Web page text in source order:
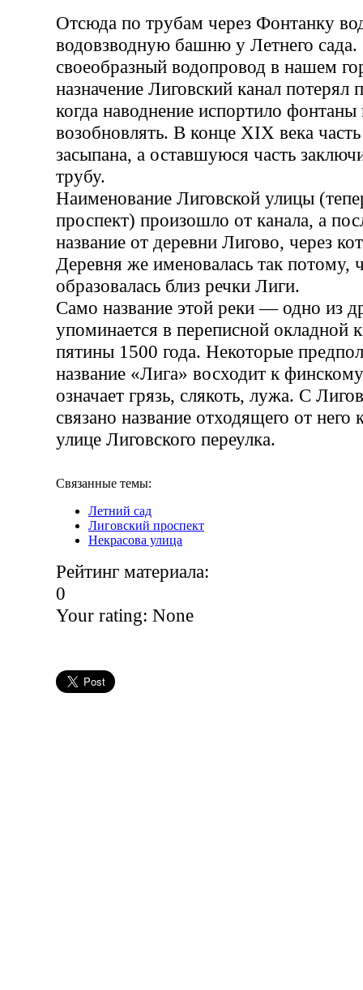
Отсюда по трубам через Фонтанку
водовзводную башню у Летнего
своеобразный водопровод в нашем
назначение Лиговский канал потерял
когда наводнение испортило
возобновлять. В конце XIX века
засыпана, а оставшуюся часть
трубу.
Наименование Лиговской улицы
проспект) произошло от канала, а
название от деревни Лигово, через
Деревня же именовалась так потому,
образовалась близ речки Лиги.
Само название этой реки — одно из
упоминается в переписной окладной
пятины 1500 года. Некоторые
название «Лига» восходит к
означает грязь, слякоть, лужа. С
связано название отходящего от
улице Лиговского переулка.
Связанные темы:
Летний сад
Лиговский проспект
Некрасова улица
Рейтинг материала:
0
Your rating: None